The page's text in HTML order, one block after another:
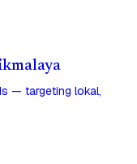
— targeting lokal,